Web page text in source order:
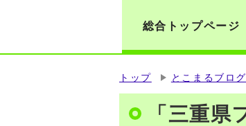
総合トップページ
トップ とこまるブロ
「三重県